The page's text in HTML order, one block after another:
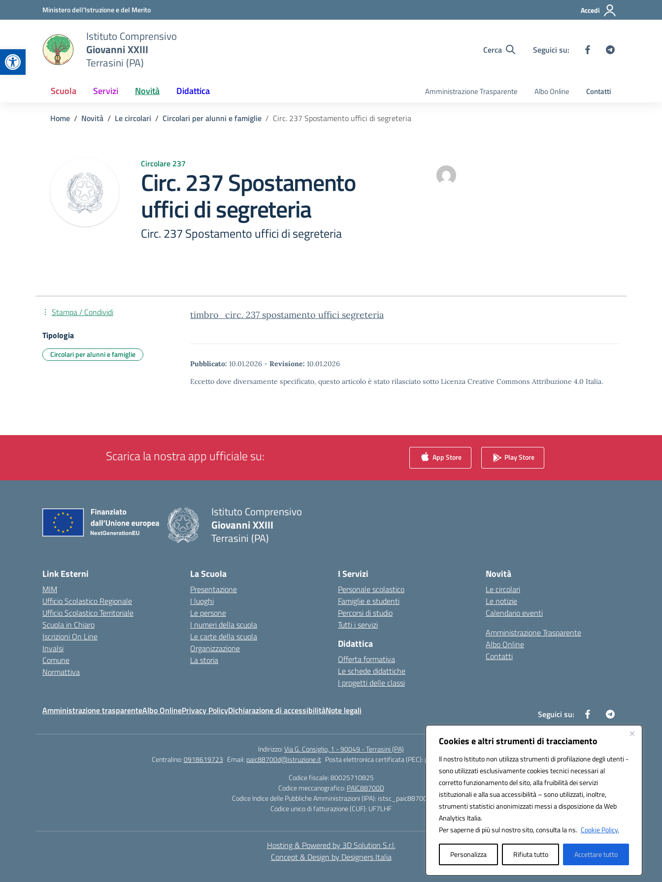
Apri la barra degli strumenti
Cookies e altri strumenti di tracciamento
Il nostro Istituto non utilizza strumenti di profilazione degli utenti -
sono utilizzati esclusivamente cookies tecnici necessari al
corretto funzionamento del sito, alla fruibilità dei servizi
istituzionali e alla sua accessibilità – sono utilizzati, inoltre,
strumenti statistici anonimizzati messi a disposizione da Web
Analytics Italia.
Per saperne di più sul nostro sito, consulta la ns. Cookie Policy.
Personalizza Rifiuta tutto Accettare tutto
Vai ai contenuti
Vai al menu di navigazioneMinistero dell'Istruzione e del Merito Accedi
Istituto Comprensivo
Giovanni XXIII
Terrasini (PA)
Cerca Seguici su:
Scuola Servizi Novità Didattica Amministrazione Trasparente Albo Online Contatti
Home Novità Le circolari Circolari per alunni e famiglie Circ. 237 Spostamento uffici di segreteria
Circolare 237
Circ. 237 Spostamento
uffici di segreteria
Circ. 237 Spostamento uffici di segreteria
timbro_circ. 237 spostamento uffici segreteria
Pubblicato: 10.01.2026 - Revisione: 10.01.2026
Eccetto dove diversamente specificato, questo articolo è stato rilasciato sotto Licenza Creative Commons Attribuzione 4.0 Italia.
Stampa / Condividi
Tipologia
Circolari per alunni e famiglie
Scarica la nostra app ufficiale su: App Store Play Store
Istituto Comprensivo
Giovanni XXIII
Terrasini (PA)
Link Esterni
MIM
Ufficio Scolastico Regionale
Ufficio Scolastico Territoriale
Scuola in Chiaro
Iscrizioni On Line
Invalsi
Comune
Normattiva
La Scuola
Presentazione
I luoghi
Le persone
I numeri della scuola
Le carte della scuola
Organizzazione
La storia
I Servizi
Personale scolastico
Famiglie e studenti
Percorsi di studio
Tutti i servizi
Didattica
Offerta formativa
Le schede didattiche
I progetti delle classi
Novità
Le circolari
Le notizie
Calendario eventi
Amministrazione Trasparente
Albo Online
Contatti
Amministrazione trasparenteAlbo OnlinePrivacy PolicyDichiarazione di accessibilitàNote legali Seguici su:
Indirizzo:Via G. Consiglio, 1 - 90049 - Terrasini (PA)
Centralino:0918619723 Email: paic88700d@istruzione.it Posta elettronica certificata (PEC): paic88700d@pec.istruzione.it
Codice fiscale: 80025710825
Codice meccanografico: PAIC88700D
Codice Indice delle Pubbliche Amministrazioni (IPA): istsc_paic88700d
Codice unico di fatturazione (CUF): UF7LHF
Hosting & Powered by 3D Solution S.r.l.
Concept & Design by Designers Italia